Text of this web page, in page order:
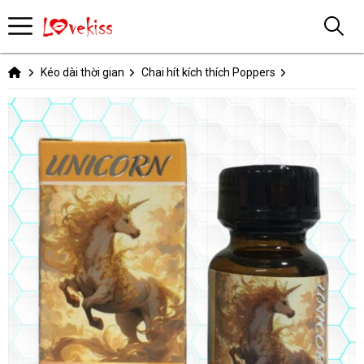
Kéo dài thời gian Chai hít kích thích Poppers